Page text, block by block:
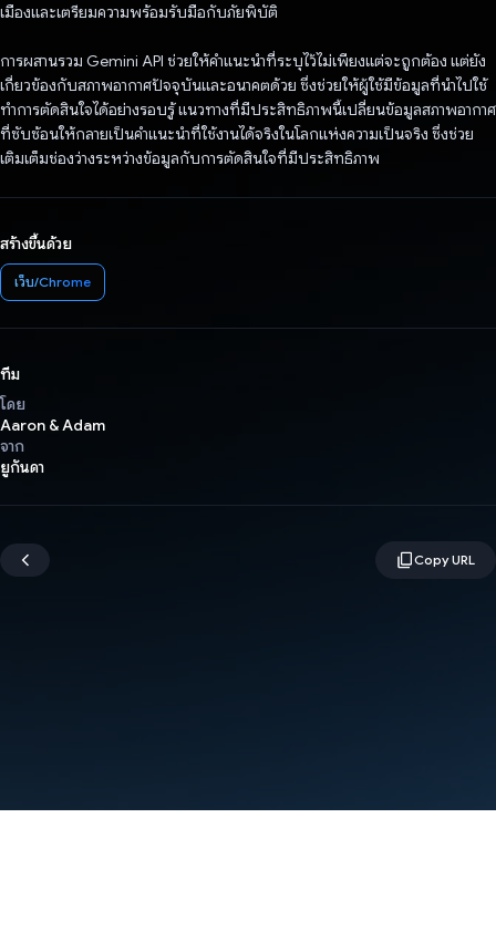
เมืองและเตรียมความพร้อมรับมือกับภัยพิบัติ
การผสานรวม Gemini API ช่วยให้คําแนะนําที่ระบุไว้ไม่เพียงแต่จะถูกต้อง แต่ยัง
เกี่ยวข้องกับสภาพอากาศปัจจุบันและอนาคตด้วย ซึ่งช่วยให้ผู้ใช้มีข้อมูลที่นําไปใช้
ทําการตัดสินใจได้อย่างรอบรู้ แนวทางที่มีประสิทธิภาพนี้เปลี่ยนข้อมูลสภาพอากาศ
ที่ซับซ้อนให้กลายเป็นคำแนะนำที่ใช้งานได้จริงในโลกแห่งความเป็นจริง ซึ่งช่วย
เติมเต็มช่องว่างระหว่างข้อมูลกับการตัดสินใจที่มีประสิทธิภาพ
สร้างขึ้นด้วย
เว็บ/Chrome
ทีม
โดย
Aaron & Adam
จาก
ยูกันดา